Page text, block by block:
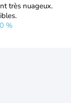
très nuageux.
%